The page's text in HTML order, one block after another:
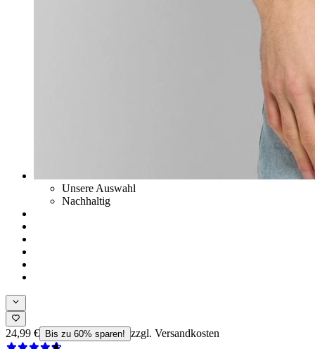
Unsere Auswahl
Nachhaltig
24,99 € Bis zu 60% sparen! zzgl. Versandkosten